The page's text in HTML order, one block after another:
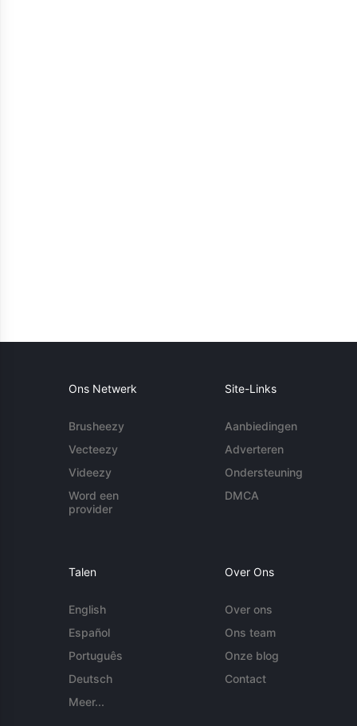
Ons Netwerk
Brusheezy
Vecteezy
Videezy
Word een
provider
Site-Links
Aanbiedingen
Adverteren
Ondersteuning
DMCA
Talen
English
Español
Português
Deutsch
Meer...
Over Ons
Over ons
Ons team
Onze blog
Contact